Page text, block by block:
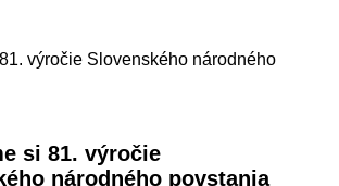
výročie Slovenského národného
si 81. výročie
národného povstania